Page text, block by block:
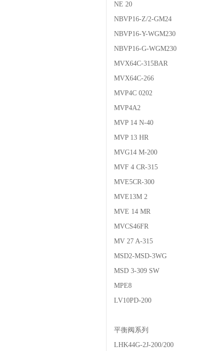
NE 20
NBVP16-Z/2-GM24
NBVP16-Y-WGM230
NBVP16-G-WGM230
MVX64C-315BAR
MVX64C-266
MVP4C 0202
MVP4A2
MVP 14 N-40
MVP 13 HR
MVG14 M-200
MVF 4 CR-315
MVE5CR-300
MVE13M 2
MVE 14 MR
MVCS46FR
MV 27 A-315
MSD2-MSD-3WG
MSD 3-309 SW
MPE8
LV10PD-200
平衡阀系列
LHK44G-2J-200/200